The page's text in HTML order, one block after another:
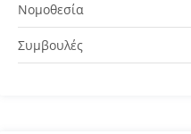
Νομοθεσία
Συμβουλές